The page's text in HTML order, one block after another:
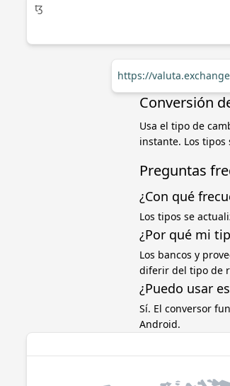
ꜩ
https://
Conversión
Usa el tipo de
instante. Los
Preguntas
¿Con qué
Los tipos se
¿Por qué mi
Los bancos y
diferir del tipo de
¿Puedo usar
Sí. El conversor
Android.